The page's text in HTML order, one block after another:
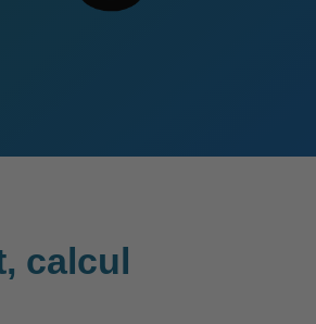
calcul